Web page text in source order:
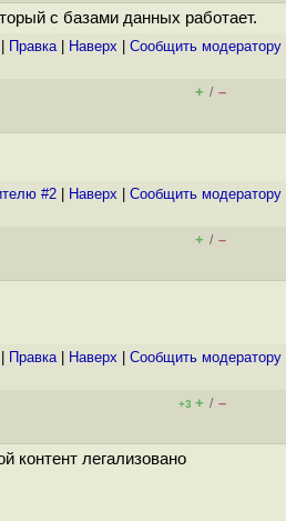
с базами данных работает.
Правка| Наверх Cообщить модератору
+ / –
#2 Наверх Cообщить модератору
+ / –
Правка| Наверх Cообщить модератору
+3 + / –
легализовано